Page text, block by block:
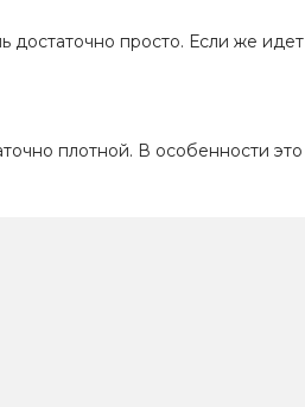
достаточно просто. Если же
плотной. В особенности это